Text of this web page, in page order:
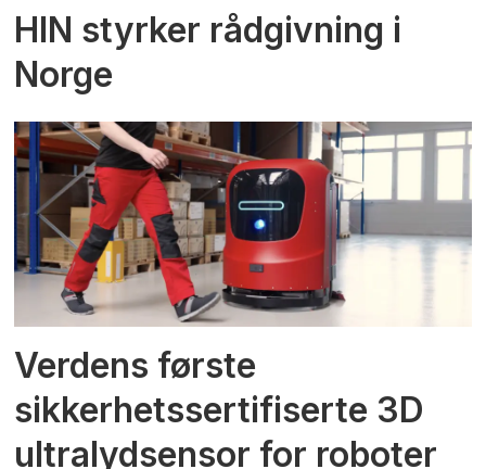
HIN styrker rådgivning i
Norge
Verdens første
sikkerhetssertifiserte 3D
ultralydsensor for roboter